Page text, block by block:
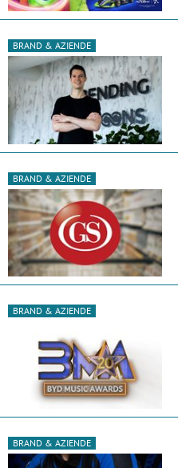
BRAND & AZIENDE
BRAND & AZIENDE
BRAND & AZIENDE
BRAND & AZIENDE